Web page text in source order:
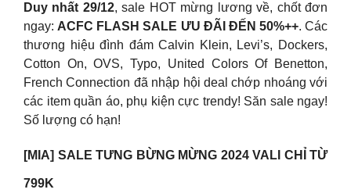
Duy nhất 29/12, sale HOT mừng lương về, chốt đơn
ngay: ACFC FLASH SALE ƯU ĐÃI ĐẾN 50%++. Các
thương hiệu đình đám Calvin Klein, Levi’s, Dockers,
Cotton On, OVS, Typo, United Colors Of Benetton,
French Connection đã nhập hội deal chớp nhoáng với
các item quần áo, phụ kiện cực trendy! Săn sale ngay!
Số lượng có hạn!
[MIA] SALE TƯNG BỪNG MỪNG 2024 VALI CHỈ TỪ
799K